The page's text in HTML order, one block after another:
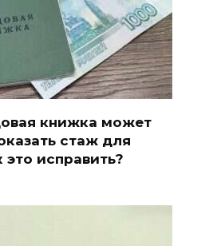
книжка может
стаж для
это исправить?